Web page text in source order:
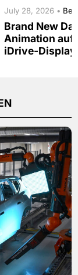
July 28, 2026 •
Brand New
Animation auf
iDrive-